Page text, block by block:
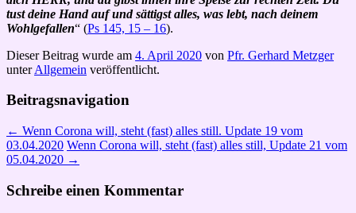
tust deine Hand auf und sättigst alles, was lebt, nach deinem
Wohlgefallen“ (Ps 145, 15 – 16).
Dieser Beitrag wurde am 4. April 2020 von Pfr. Gerhard Metzger
unterAllgemein veröffentlicht.
Beitragsnavigation
← Wenn Corona will, steht (fast) alles still. Update 19 vom
03.04.2020 Wenn Corona will, steht (fast) alles still, Update 21 vom
05.04.2020 →
Schreibe einen Kommentar